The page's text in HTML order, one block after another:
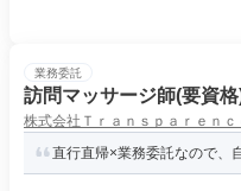
業務委託
訪問マッサージ師(要資
株式会社Ｔｒａｎｓｐａｒｅｎｃ
直行直帰×業務委託なので、